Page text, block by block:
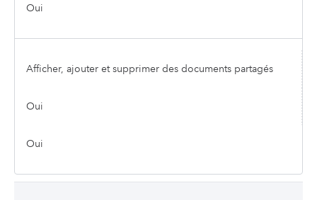
Oui
Afficher, ajouter et supprimer des documents partagés
Oui
Oui